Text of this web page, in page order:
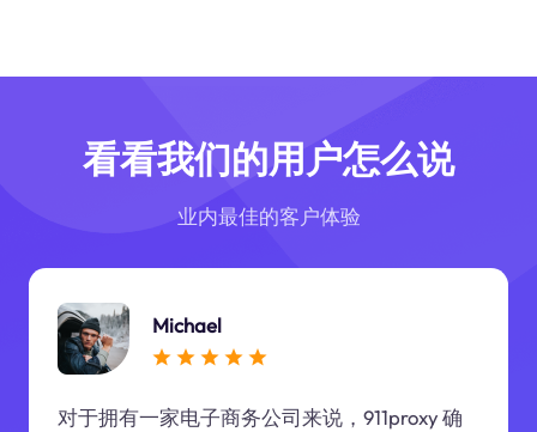
看看我们的用户怎么说
业内最佳的客户体验
Michael
对于拥有一家电子商务公司来说，911proxy 确